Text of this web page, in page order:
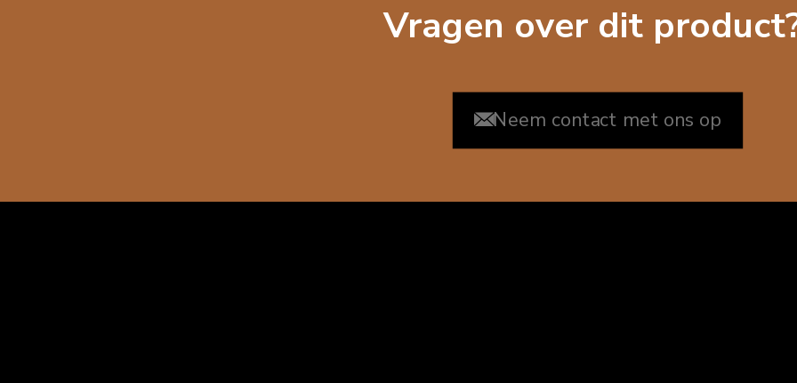
Vragen over dit
Neem contact met ons op